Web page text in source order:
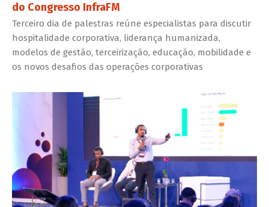
do Congresso InfraFM
Terceiro dia de palestras reúne especialistas para discutir
hospitalidade corporativa, liderança humanizada,
modelos de gestão, terceirização, educação, mobilidade e
os novos desafios das operações corporativas